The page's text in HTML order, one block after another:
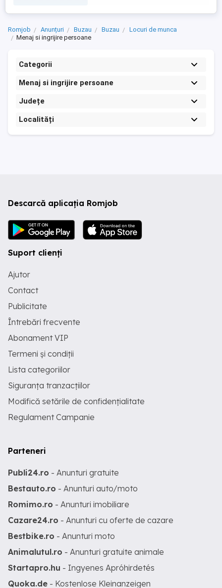
zi.Ce pot face ...
Romjob Anunțuri Buzau Buzau
Locuri de munca
Menaj si ingrijire persoane
Categorii
Menaj si ingrijire persoane
Județe
Localități
Descarcă aplicația Romjob
Suport clienți
Ajutor
Contact
Publicitate
Întrebări frecvente
Abonament VIP
Termeni și condiții
Lista categoriilor
Siguranța tranzacțiilor
Modifică setările de confidențialitate
Regulament Campanie
Parteneri
Publi24.ro - Anunturi gratuite
Bestauto.ro - Anunturi auto/moto
Romimo.ro - Anunturi imobiliare
Cazare24.ro - Anunturi cu oferte de cazare
Bestbike.ro - Anunturi moto
Animalutul.ro - Anunturi gratuite animale
Startapro.hu - Ingyenes Apróhirdetés
Quoka.de - Kostenlose Kleinanzeigen